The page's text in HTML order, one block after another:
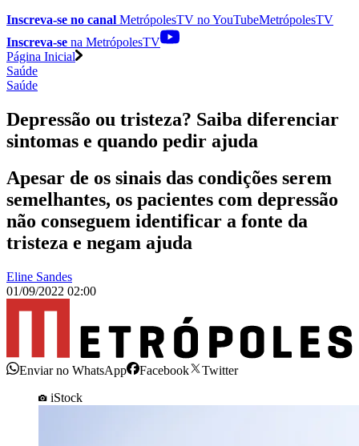
Inscreva-se no canal MetrópolesTV noYouTubeMetrópolesTV
Inscreva-se na MetrópolesTV
Página Inicial
Saúde
Saúde
Depressão ou tristeza? Saiba diferenciar
sintomas e quando pedir ajuda
Apesar de os sinais das condições serem
semelhantes, os pacientes com depressão
não conseguem identificar a fonte da
tristeza e negam ajuda
Eline Sandes
01/09/2022 02:00
Enviar no WhatsApp Facebook
Twitter
iStock